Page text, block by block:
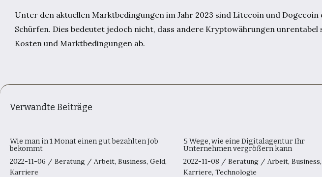
Unter den aktuellen Marktbedingungen im Jahr 2023 sind Litecoin und
Schürfen. Dies bedeutet jedoch nicht, dass andere Kryptowährungen
Kosten und Marktbedingungen ab.
Verwandte Beiträge
Wie man in 1 Monat einen gut bezahlten Job
bekommt
2022-11-06 / Beratung / Arbeit, Business, Geld,
Karriere
5 Wege, wie eine Digitalagentur Ihr
Unternehmen vergrößern kann
2022-11-08 /Beratung /Arbeit,Business,
Karriere,Technologie